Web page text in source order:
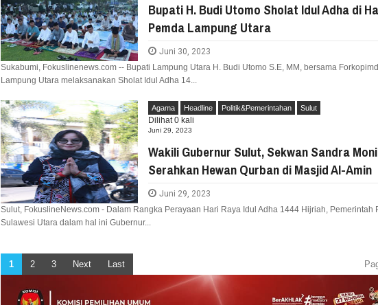
Bupati H. Budi Utomo Sholat Idul Adha di
Pemda Lampung Utara
Juni 30, 2023
Sukabumi, Fokuslinenews.com -- Bupati Lampung Utara H. Budi Utomo S.E, MM, bersama
Lampung Utara melaksanakan Sholat Idul Adha 14...
Agama Headline Politik&Pemerintahan Sulut
Dilihat0kali
Juni 29, 2023
Wakili Gubernur Sulut, Sekwan Sandra
Serahkan Hewan Qurban di Masjid Al-Amin
Juni 29, 2023
Sulut, FokuslineNews.com - Dalam Rangka Perayaan Hari Raya Idul Adha 1444 Hijriah, Pemerintah
Sulawesi Utara dalam hal ini Gubernur...
1 2 3 Next Last